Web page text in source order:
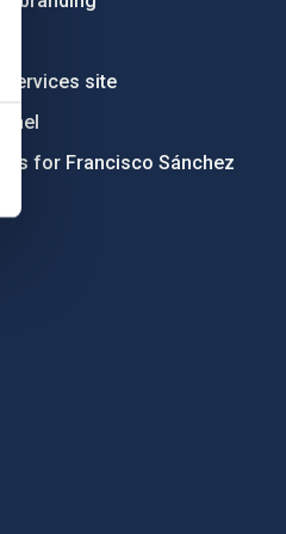
services site
for Francisco Sánchez